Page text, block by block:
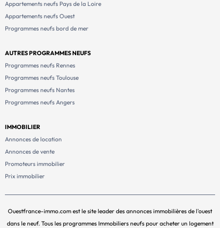
Appartements neufs Pays de la Loire
Appartements neufs Ouest
Programmes neufs bord de mer
AUTRES PROGRAMMES NEUFS
Programmes neufs Rennes
Programmes neufs Toulouse
Programmes neufs Nantes
Programmes neufs Angers
IMMOBILIER
Annonces de location
Annonces de vente
Promoteurs immobilier
Prix immobilier
Ouestfrance-immo.com est le site leader des annonces immobilières de l'ouest
dans le neuf. Tous les programmes Immobiliers neufs pour acheter un logement